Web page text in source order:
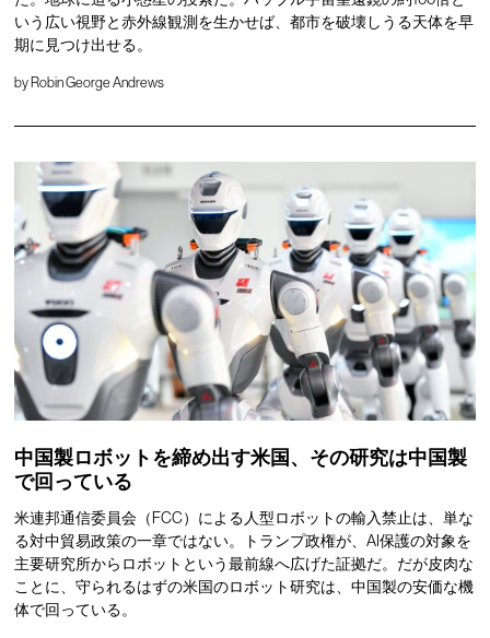
いう広い視野と赤外線観測を生かせば、都市を破壊しうる天体を早
期に見つけ出せる。
by Robin George Andrews
中国製ロボットを締め出す米国、その研究は中国製
で回っている
米連邦通信委員会（FCC）による人型ロボットの輸入禁止は、単な
る対中貿易政策の一章ではない。トランプ政権が、AI保護の対象を
主要研究所からロボットという最前線へ広げた証拠だ。だが皮肉な
ことに、守られるはずの米国のロボット研究は、中国製の安価な機
体で回っている。